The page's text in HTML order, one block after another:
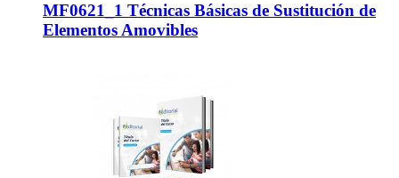
MF0621_1 Técnicas Básicas de Sustitución de
Elementos Amovibles